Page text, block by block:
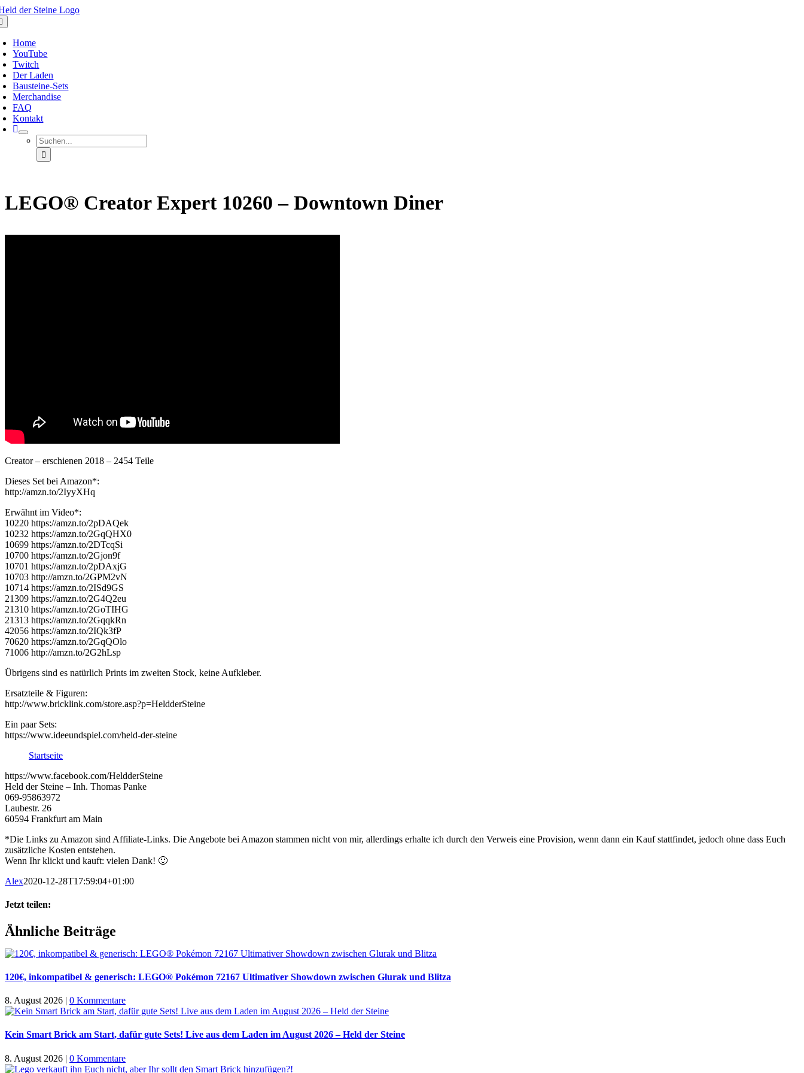
Zum
Inhalt
springen
Home
YouTube
Twitch
Der Laden
Bausteine-Sets
Merchandise
FAQ
Kontakt
Suche
nach:
LEGO® Creator Expert 10260 – Downtown Diner
Creator – erschienen 2018 – 2454 Teile
Dieses Set bei Amazon*:
http://amzn.to/2IyyXHq
Erwähnt im Video*:
10220 https://amzn.to/2pDAQek
10232 https://amzn.to/2GqQHX0
10699 https://amzn.to/2DTcqSi
10700 https://amzn.to/2Gjon9f
10701 https://amzn.to/2pDAxjG
10703 http://amzn.to/2GPM2vN
10714 https://amzn.to/2ISd9GS
21309 https://amzn.to/2G4Q2eu
21310 https://amzn.to/2GoTIHG
21313 https://amzn.to/2GqqkRn
42056 https://amzn.to/2IQk3fP
70620 https://amzn.to/2GqQOlo
71006 http://amzn.to/2G2hLsp
Übrigens sind es natürlich Prints im zweiten Stock, keine Aufkleber.
Ersatzteile & Figuren:
http://www.bricklink.com/store.asp?p=HeldderSteine
Ein paar Sets:
https://www.ideeundspiel.com/held-der-steine
Startseite
https://www.facebook.com/HeldderSteine
Held der Steine – Inh. Thomas Panke
069-95863972
Laubestr. 26
60594 Frankfurt am Main
*Die Links zu Amazon sind Affiliate-Links. Die Angebote bei Amazon stammen nicht von mir, allerdings erhalte ich durch den Verweis eine Provision, wenn dann ein Kauf stattfindet, jedoch ohne dass Euch
zusätzliche Kosten entstehen.
Wenn Ihr klickt und kauft: vielen Dank! 🙂
Alex2020-12-28T17:59:04+01:00
Jetzt teilen:
Facebook
X
WhatsApp
Pinterest
E-
Mail
Ähnliche Beiträge
120€, inkompatibel & generisch: LEGO® Pokémon 72167 Ultimativer Showdown zwischen Glurak und Blitza
8. August 2026 | 0 Kommentare
Kein Smart Brick am Start, dafür gute Sets! Live aus dem Laden im August 2026 – Held der Steine
8. August 2026 | 0 Kommentare